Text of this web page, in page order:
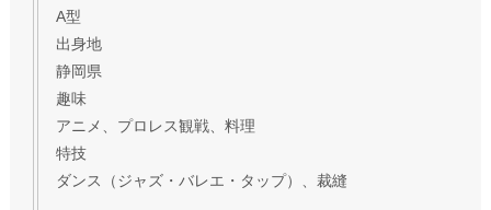
A型
出身地
静岡県
趣味
アニメ、プロレス観戦、料理
特技
ダンス（ジャズ・バレエ・タップ）、裁縫